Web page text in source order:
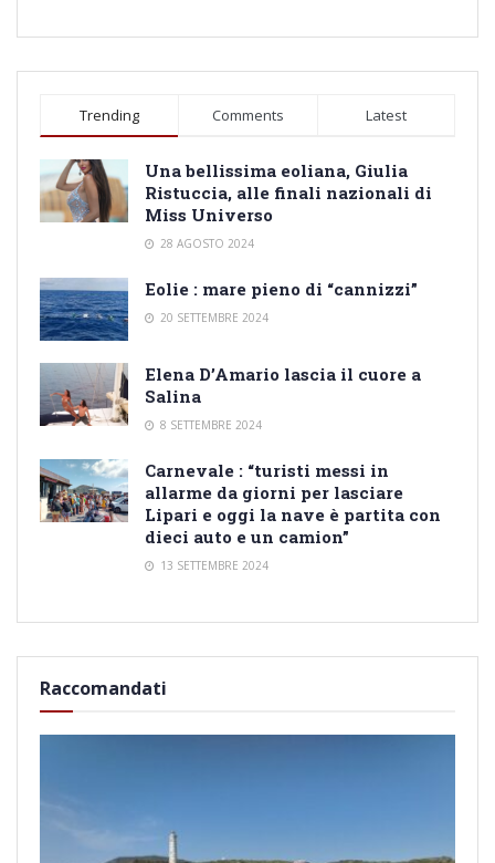
Trending Comments Latest
Una bellissima eoliana, Giulia
Ristuccia, alle finali nazionali di
Miss Universo
28 AGOSTO 2024
Eolie : mare pieno di “cannizzi”
20 SETTEMBRE 2024
Elena D’Amario lascia il cuore a
Salina
8 SETTEMBRE 2024
Carnevale : “turisti messi in
allarme da giorni per lasciare
Lipari e oggi la nave è partita con
dieci auto e un camion”
13 SETTEMBRE 2024
Raccomandati